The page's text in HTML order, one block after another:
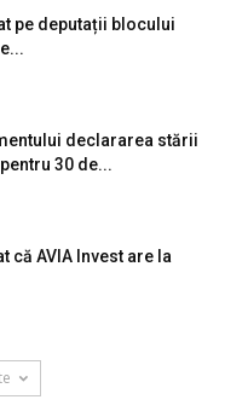
pe deputații blocului
declararea stării
30 de...
că AVIA Invest are la